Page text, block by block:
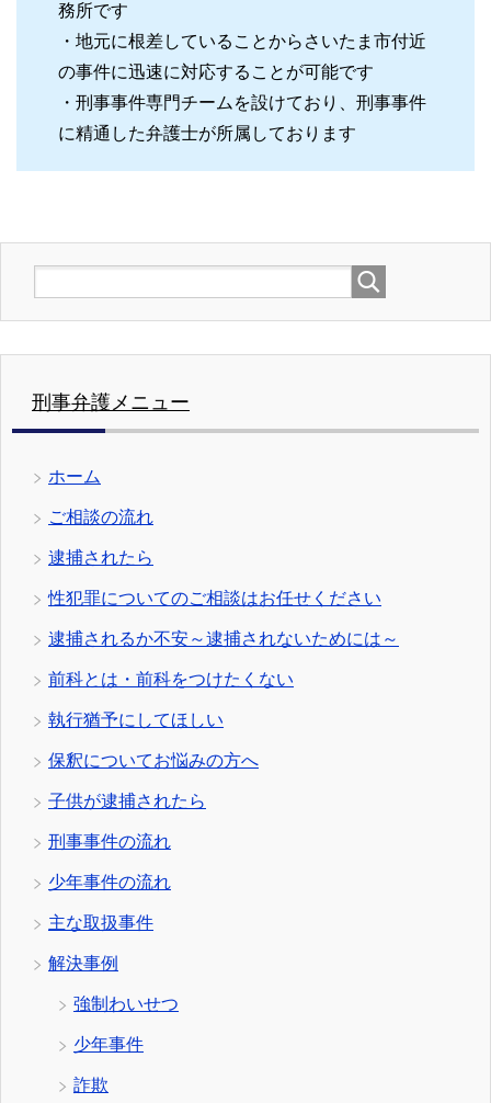
務所です
・地元に根差していることからさいたま市付近
の事件に迅速に対応することが可能です
・刑事事件専門チームを設けており、刑事事件
に精通した弁護士が所属しております
刑事弁護メニュー
ホーム
ご相談の流れ
逮捕されたら
性犯罪についてのご相談はお任せください
逮捕されるか不安～逮捕されないためには～
前科とは・前科をつけたくない
執行猶予にしてほしい
保釈についてお悩みの方へ
子供が逮捕されたら
刑事事件の流れ
少年事件の流れ
主な取扱事件
解決事例
強制わいせつ
少年事件
詐欺